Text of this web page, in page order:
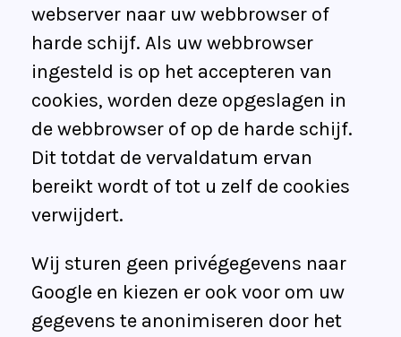
webserver naar uw webbrowser of
harde schijf. Als uw webbrowser
ingesteld is op het accepteren van
cookies, worden deze opgeslagen in
de webbrowser of op de harde schijf.
Dit totdat de vervaldatum ervan
bereikt wordt of tot u zelf de cookies
verwijdert.
Wij sturen geen privégegevens naar
Google en kiezen er ook voor om uw
gegevens te anonimiseren door het